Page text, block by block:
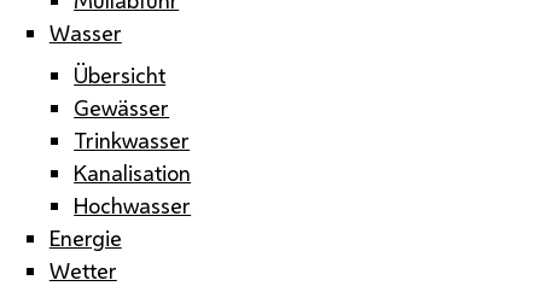
Wasser
Übersicht
Gewässer
Trinkwasser
Kanalisation
Hochwasser
Energie
Wetter